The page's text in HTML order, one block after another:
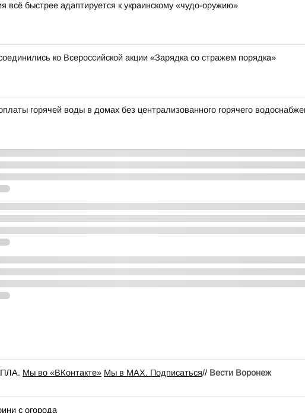
всё быстрее адаптируется к украинскому «чудо-оружию»
ко Всероссийской акции «Зарядка со стражем порядка»
горячей воды в домах без централизованного горячего
Мы во «ВКонтакте» Мы в MAX. Подписаться// Вести Воронеж
с огорода